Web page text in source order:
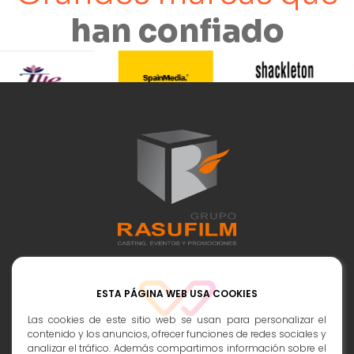
han confiado
info@rasufilm.es
693 398 247
ESTA PÁGINA WEB USA COOKIES
Las cookies de este sitio web se usan para personalizar el
contenido y los anuncios, ofrecer funciones de redes sociales y
analizar el tráfico. Además compartimos información sobre el